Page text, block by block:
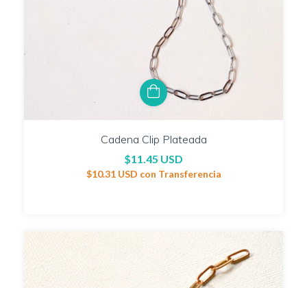
Cadena Clip Plateada
$11.45 USD
$10.31 USD con Transferencia